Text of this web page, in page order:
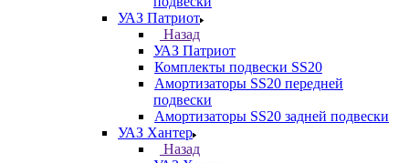
УАЗ Патриот
Назад
УАЗ Патриот
Комплекты подвески SS20
Амортизаторы SS20 передней
подвески
Амортизаторы SS20 задней подвески
УАЗ Хантер
Назад